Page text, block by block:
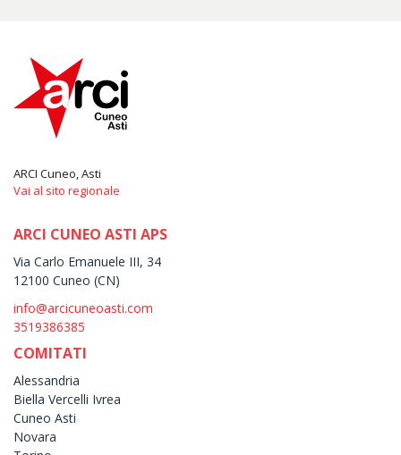
ARCI Cuneo, Asti
Vai al sito regionale
ARCI CUNEO ASTI APS
Via Carlo Emanuele III, 34
12100 Cuneo (CN)
info@arcicuneoasti.com
3519386385
COMITATI
Alessandria
Biella Vercelli Ivrea
Cuneo Asti
Novara